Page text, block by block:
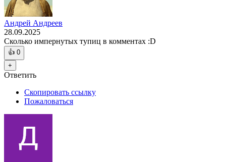
Андрей Андреев
28.09.2025
Сколько импернутых тупиц в комментах :D
👍 0
+
Ответить
Скопировать ссылку
Пожаловаться